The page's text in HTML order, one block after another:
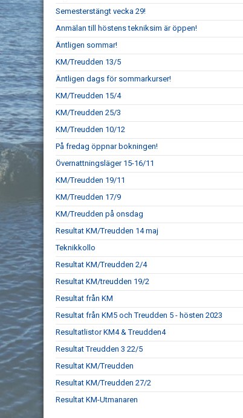
Semesterstängt vecka 29!
Anmälan till höstens tekniksim är öppen!
Äntligen sommar!
KM/Treudden 13/5
Äntligen dags för sommarkurser!
KM/Treudden 15/4
KM/Treudden 25/3
KM/Treudden 10/12
På fredag öppnar bokningen!
Övernattningsläger 15-16/11
KM/Treudden 19/11
KM/Treudden 17/9
KM/Treudden på onsdag
Resultat KM/Treudden 14 maj
Teknikkollo
Resultat KM/Treudden 2/4
Resultat KM/treudden 19/2
Resultat från KM
Resultat från KM5 och Treudden 5 - hösten 2023
Resultatlistor KM4 & Treudden4
Resultat Treudden 3 22/5
Resultat KM/Treudden
Resultat KM/Treudden 27/2
Resultat KM-Utmanaren